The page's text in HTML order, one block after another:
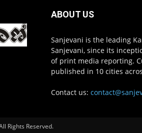
ABOUT US
Sanjevani is the leading
Sanjevani, since its
of print media reporting.
published in 10 cities
Contact us:
Rights Reserved.